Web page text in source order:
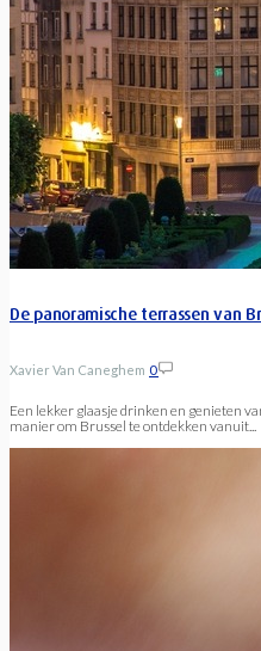
De panoramische terrassen van
Xavier Van Caneghem 0
Een lekker glaasje drinken en genieten
manier om Brussel te ontdekken vanuit...